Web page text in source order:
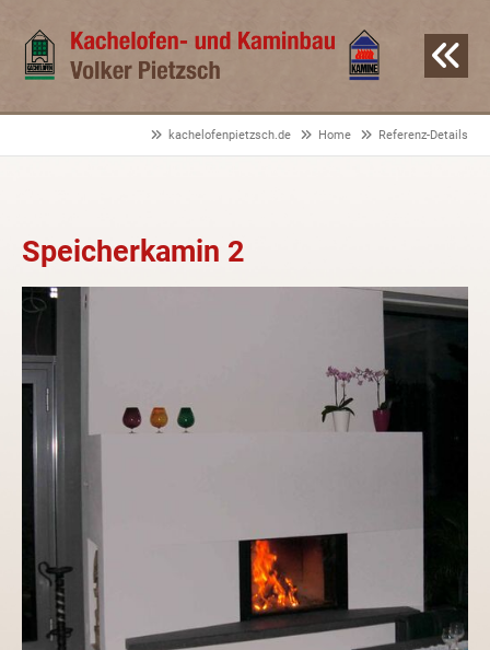
kachelofenpietzsch.de Home Referenz-Details
Speicherkamin 2